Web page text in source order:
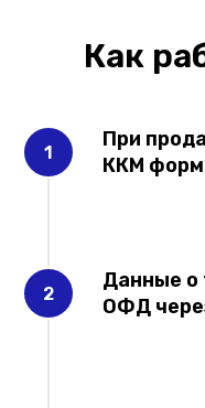
Как
При
ККМ
Данные о
ОФД